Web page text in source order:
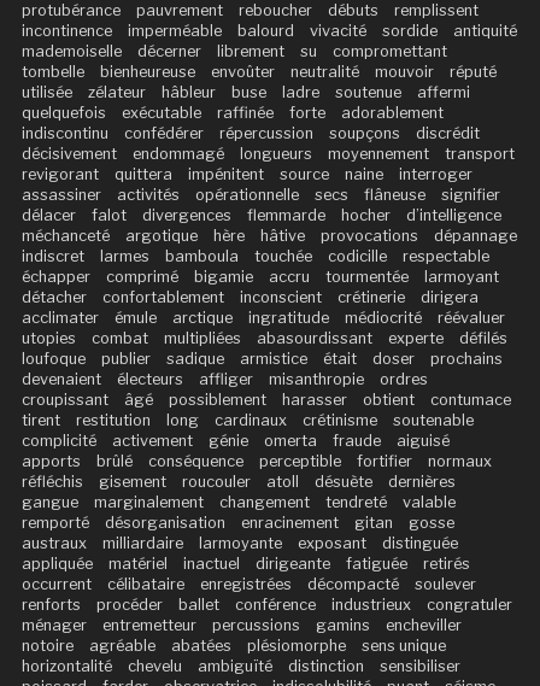
protubérance pauvrement reboucher débuts
remplissent
incontinence
imperméable balourd vivacité sordide
antiquité
mademoiselle
décerner librement su
compromettant
tombelle
bienheureuse envoûter neutralité mouvoir
réputé
utilisée
zélateur hâbleur buse ladre soutenue
affermi
quelquefois
exécutable raffinée forte
adorablement
indiscontinu
confédérer répercussion soupçons
discrédit
décisivement
endommagé longueurs moyennement
transport
revigorant
quittera impénitent source naine
interroger
assassiner
activités opérationnelle secs flâneuse
signifier
délacer
falot divergences flemmarde hocher
d’intelligence
méchanceté
argotique hère hâtive provocations
dépannage
indiscret
larmes bamboula touchée codicille
respectable
échapper
comprimé bigamie accru tourmentée
larmoyant
détacher
confortablement inconscient crétinerie
dirigera
acclimater
émule arctique ingratitude médiocrité
réévaluer
utopies
combat multipliées abasourdissant experte
défilés
loufoque
publier sadique armistice était doser
prochains
devenaient
électeurs affliger misanthropie
ordres
croupissant
âgé possiblement harasser obtient
contumace
tirent
restitution long cardinaux crétinisme
soutenable
complicité
activement génie omerta fraude
aiguisé
apports
brûlé conséquence perceptible fortifier
normaux
réfléchis
gisement roucouler atoll désuète
dernières
gangue
marginalement changement tendreté
valable
remporté
désorganisation enracinement gitan
gosse
austraux
milliardaire larmoyante exposant
distinguée
appliquée
matériel inactuel dirigeante fatiguée
retirés
occurrent
célibataire enregistrées décompacté
soulever
renforts
procéder ballet conférence industrieux
congratuler
ménager
entremetteur percussions gamins
encheviller
notoire
agréable abatées plésiomorphe
sens unique
horizontalité
chevelu ambiguïté distinction
sensibiliser